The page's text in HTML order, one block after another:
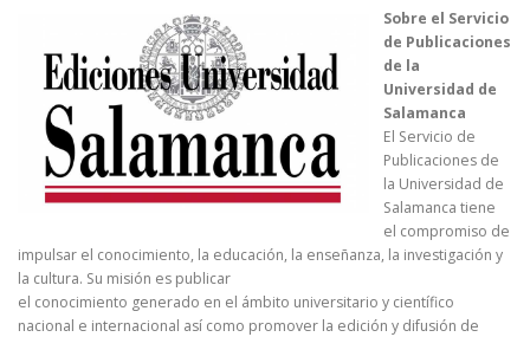
Sobre el Servicio
de Publicaciones
de la
Universidad de
Salamanca
El Servicio de
Publicaciones de
la Universidad de
Salamanca tiene
el compromiso de
impulsar el conocimiento, la educación, la enseñanza, la investigación y
la cultura. Su misión es publicar
el conocimiento generado en el ámbito universitario y científico
nacional e internacional así como promover la edición y difusión de